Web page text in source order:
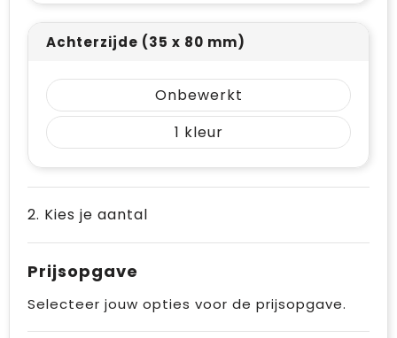
Achterzijde (35 x 80 mm)
Onbewerkt
1
2. Kies je aantal
Prijsopgave
Selecteer jouw opties voor de prijsopgave.